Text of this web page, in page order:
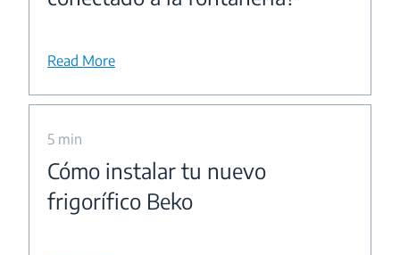
Read More
5 min
Cómo instalar tu nuevo
frigorífico Beko